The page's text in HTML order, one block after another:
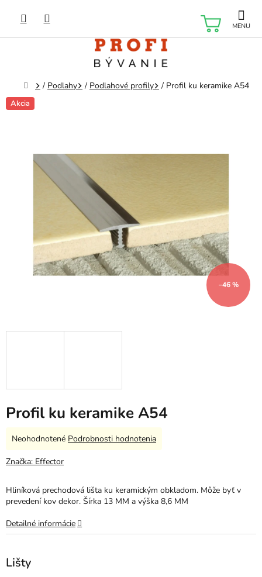
obsah
Domov
/ Podlahy / Podlahové profily / Profil ku keramike A54
Akcia
–46 %
Profil ku keramike A54
Lišty
Hliníková prechodová lišta ku keramickým obkladom. Môže byť v
prevedení kov dekor. Šírka 13 MM a výška 8,6 MM
Detailné informácie
Priemerné
produktu
z
5
Neohodnotené Podrobnosti hodnotenia
Značka: Effector